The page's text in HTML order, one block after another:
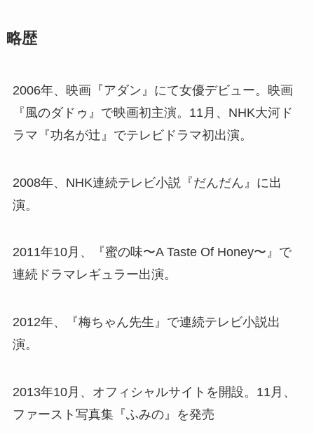
略歴
2006年、映画『アダン』にて女優デビュー。映画
『風のダドゥ』で映画初主演。11月、NHK大河ド
ラマ『功名が辻』でテレビドラマ初出演。
2008年、NHK連続テレビ小説『だんだん』に出
演。
2011年10月、『蜜の味〜A Taste Of Honey〜』で
連続ドラマレギュラー出演。
2012年、『梅ちゃん先生』で連続テレビ小説出
演。
2013年10月、オフィシャルサイトを開設。11月、
ファースト写真集『ふみの』を発売